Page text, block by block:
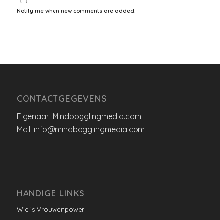
Notify me when new comments are added.
CONTACTGEGEVENS
Eigenaar: Mindbogglingmedia.com
Mail: info@mindbogglingmedia.com
HANDIGE LINKS
Wie is Vrouwenpower